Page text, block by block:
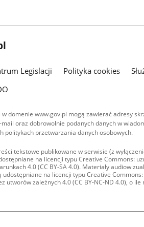
Legislacji Polityka cookies
domenie www.gov.pl mogą zawierać adresy
oraz dobrowolnie podanych danych w
politykach przetwarzania danych osobowych.
tekstowe publikowane w serwisie (z
na licencji typu Creative Commons:
4.0 (CC BY-SA 4.0). Materiały
udostępniane na licencji typu Creative
utworów zależnych 4.0 (CC BY-NC-ND 4.0), o